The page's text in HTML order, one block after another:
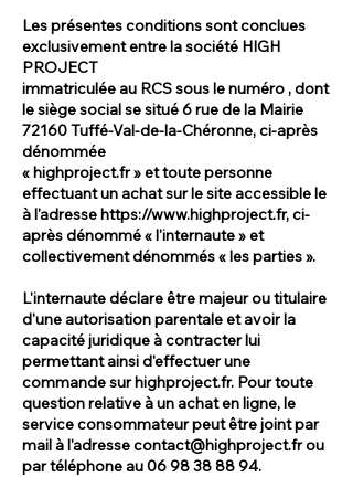
Les présentes conditions sont conclues
exclusivement entre la société HIGH
PROJECT
immatriculée au RCS sous le numéro , dont
le siège social se situé 6 rue de la Mairie
72160 Tuffé-Val-de-la-Chéronne, ci-après
dénommée
« highproject.fr » et toute personne
effectuant un achat sur le site accessible le
à l'adressehttps://www.highproject.fr, ci-
après dénommé « l'internaute » et
collectivement dénommés « les parties ».
L'internaute déclare être majeur ou titulaire
d'une autorisation parentale et avoir la
capacité juridique à contracter lui
permettant ainsi d'effectuer une
commande sur highproject.fr. Pour toute
question relative à un achat en ligne, le
service consommateur peut être joint par
mail à l'adressecontact@highproject.frou
par téléphone au06 98 38 88 94.